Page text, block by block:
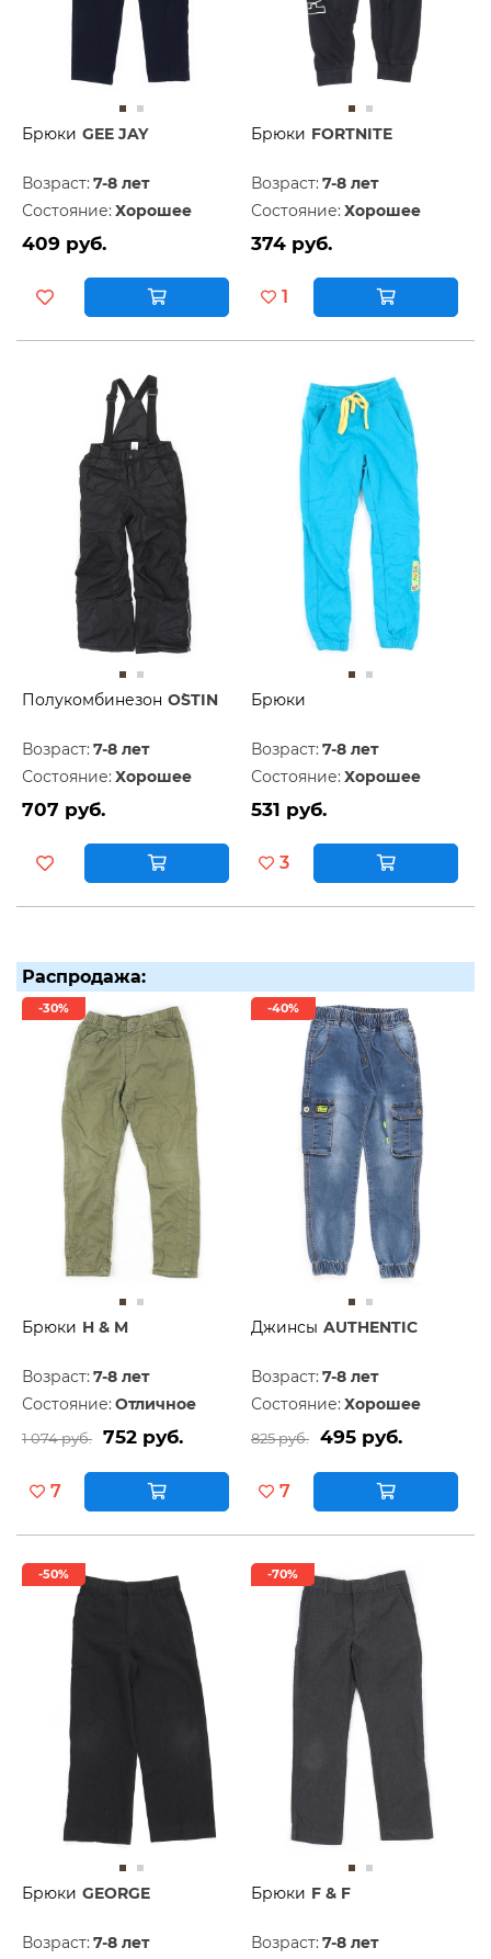
Брюки GEE JAY
Возраст: 7-8 лет
Состояние: Хорошее
409 руб.
Брюки FORTNITE
Возраст: 7-8 лет
Состояние: Хорошее
374 руб.
1
Полукомбинезон O`STIN
Возраст: 7-8 лет
Состояние: Хорошее
707 руб.
Брюки
Возраст: 7-8 лет
Состояние: Хорошее
531 руб.
3
Распродажа:
-30%
Брюки H & M
Возраст: 7-8 лет
Состояние: Отличное
1 074 руб. 752 руб.
7
-40%
Джинсы AUTHENTIC
Возраст: 7-8 лет
Состояние: Хорошее
825 руб. 495 руб.
7
-50%
Брюки GEORGE
Возраст: 7-8 лет
-70%
Брюки F & F
Возраст: 7-8 лет